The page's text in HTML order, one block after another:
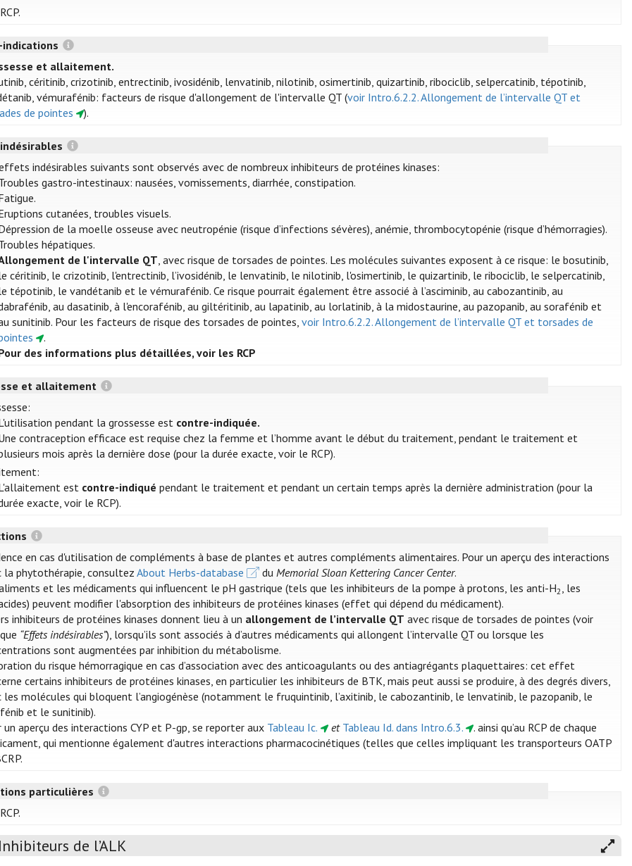
indications
et allaitement.
céritinib, crizotinib, entrectinib, ivosidénib, lenvatinib, nilotinib, osimertinib, quizartinib, ribociclib, selpercatinib, tépotinib,
vémurafénib: facteurs de risque d'allongement de l'intervalle QT (voir Intro.6.2.2. Allongement de l’intervalle QT et
de pointes
).
indésirables suivants sont observés avec de nombreux inhibiteurs de protéines kinases:
gastro-intestinaux: nausées, vomissements, diarrhée, constipation.
cutanées, troubles visuels.
de la moelle osseuse avec neutropénie (risque d’infections sévères), anémie, thrombocytopénie (risque d’hémorragies).
hépatiques.
de l'intervalle QT, avec risque de torsades de pointes. Les molécules suivantes exposent à ce risque: le bosutinib,
céritinib, le crizotinib, l'entrectinib, l’ivosidénib, le lenvatinib, le nilotinib, l'osimertinib, le quizartinib, le ribociclib, le selpercatinib,
tépotinib, le vandétanib et le vémurafénib. Ce risque pourrait également être associé à l’asciminib, au cabozantinib, au
au dasatinib, à l'encorafénib, au giltéritinib, au lapatinib, au lorlatinib, à la midostaurine, au pazopanib, au sorafénib et
sunitinib. Pour les facteurs de risque des torsades de pointes,voir Intro.6.2.2. Allongement de l’intervalle QT et torsades de
.
des informations plus détaillées, voir les RCP
et allaitement
pendant la grossesse est contre-indiquée.
contraception efficace est requise chez la femme et l’homme avant le début du traitement, pendant le traitement et
mois après la dernière dose (pour la durée exacte, voir le RCP).
est contre-indiqué pendant le traitement et pendant un certain temps après la dernière administration (pour la
exacte, voir le RCP).
en cas d'utilisation de compléments à base de plantes et autres compléments alimentaires. Pour un aperçu des interactions
la phytothérapie, consultezAbout Herbs-database duMemorial Sloan Kettering Cancer Center.
et les médicaments qui influencent le pH gastrique (tels que les inhibiteurs de la pompe à protons, les anti-H2, les
peuvent modifier l'absorption des inhibiteurs de protéines kinases (effet qui dépend du médicament).
inhibiteurs de protéines kinases donnent lieu à un allongement de l’intervalle QT avec risque de torsades de pointes (voir
“Effets indésirables”), lorsqu’ils sont associés à d’autres médicaments qui allongent l’intervalle QT ou lorsque les
sont augmentées par inhibition du métabolisme.
du risque hémorragique en cas d’association avec des anticoagulants ou des antiagrégants plaquettaires: cet effet
certains inhibiteurs de protéines kinases, en particulier les inhibiteurs de BTK, mais peut aussi se produire, à des degrés divers,
les molécules qui bloquent l’angiogénèse (notamment le fruquintinib, l’axitinib, le cabozantinib, le lenvatinib, le pazopanib, le
et le sunitinib).
un aperçu des interactions CYP et P-gp, se reporter aux Tableau Ic. et Tableau Id. dans Intro.6.3.
. ainsi qu’au RCP de chaque
qui mentionne également d'autres interactions pharmacocinétiques (telles que celles impliquant les transporteurs OATP
particulières
Inhibiteurs de l’ALK